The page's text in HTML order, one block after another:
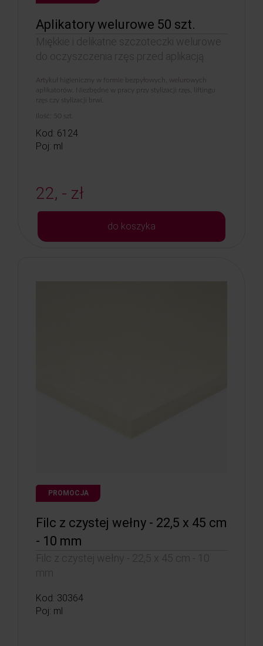
Aplikatory welurowe 50 szt.
Miękkie i delikatne szczoteczki welurowe
do oczyszczenia rzęs przed aplikacją
Artykuł higieniczny w formie bezpyłowych, welurowych
aplikatorów. Niezbędne w pracy przy stylizacji rzęs, liftingu
rzęs czy stylizacji brwi.
Ilość: 50 szt.
Kod: 6124
Poj: ml
22, - zł
do koszyka
PROMOCJA
Filc z czystej wełny - 22,5 x 45 cm
- 10 mm
Filc z czystej wełny - 22,5 x 45 cm - 10
mm
Kod: 30364
Poj: ml